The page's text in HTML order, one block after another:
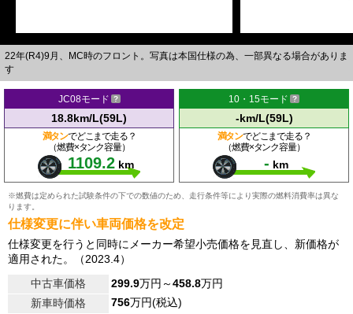
22年(R4)9月、MC時のフロント。写真は本国仕様の為、一部異なる場合がありま
す
JC08モード
18.8km/L(59L)
満タンでどこまで走る？
（燃費×タンク容量）
1109.2 km
10・15モード
-km/L(59L)
満タンでどこまで走る？
（燃費×タンク容量）
- km
※燃費は定められた試験条件の下での数値のため、走行条件等により実際の燃料消費率は異な
ります。
仕様変更に伴い車両価格を改定
仕様変更を行うと同時にメーカー希望小売価格を見直し、新価格が
適用された。（2023.4）
中古車価格
299.9万円～458.8万円
新車時価格
756万円(税込)